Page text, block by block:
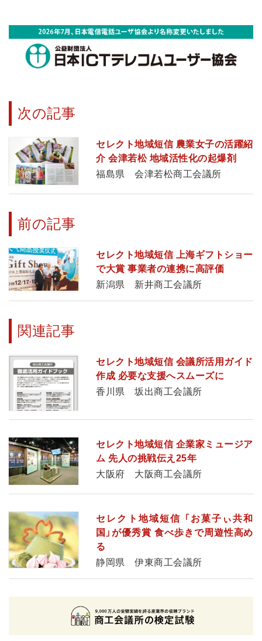
次の記事
セレクト地域短信 農業女子の活躍紹
介 会津若松 地域活性化の起爆剤
福島県 会津若松商工会議所
前の記事
セレクト地域短信 上海ギフトショー
で大賞 事業者の連携に高評価
新潟県 新井商工会議所
関連記事
セレクト地域短信 会議所活用ガイド
作成 必要な支援へスムーズに
香川県 坂出商工会議所
セレクト地域短信 企業家ミュージア
ム 先人の挑戦伝え25年
大阪府 大阪商工会議所
セレクト地域短信 「お菓子ぃ共和
国」が優秀賞 食べ歩きで周遊性高め
る
静岡県 伊東商工会議所